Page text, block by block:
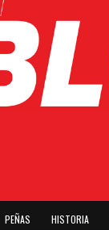
PEÑAS HISTORIA